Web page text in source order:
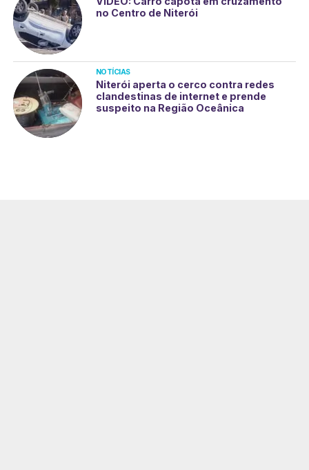
no Centro de Niterói
NOTÍCIAS
Niterói aperta o cerco contra redes
clandestinas de internet e prende
suspeito na Região Oceânica